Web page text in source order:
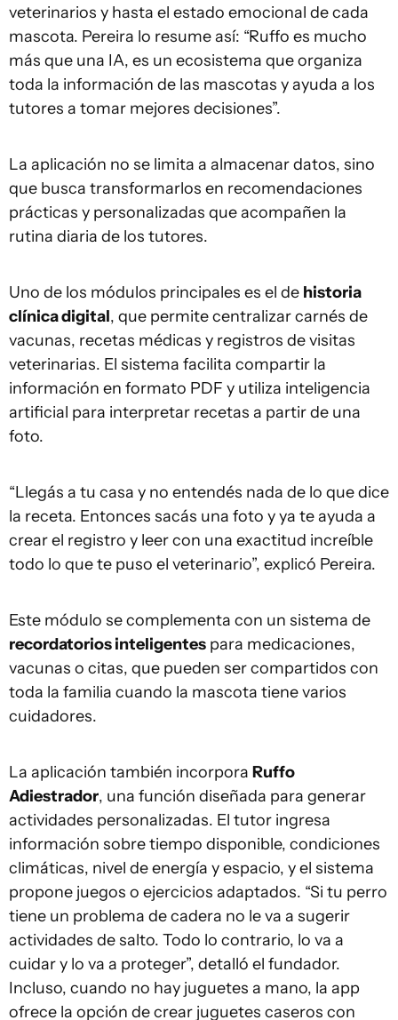
veterinarios y hasta el estado emocional de cada
mascota. Pereira lo resume así: “Ruffo es mucho
más que una IA, es un ecosistema que organiza
toda la información de las mascotas y ayuda a los
tutores a tomar mejores decisiones”.
La aplicación no se limita a almacenar datos, sino
que busca transformarlos en recomendaciones
prácticas y personalizadas que acompañen la
rutina diaria de los tutores.
Uno de los módulos principales es el de historia
clínica digital, que permite centralizar carnés de
vacunas, recetas médicas y registros de visitas
veterinarias. El sistema facilita compartir la
información en formato PDF y utiliza inteligencia
artificial para interpretar recetas a partir de una
foto.
“Llegás a tu casa y no entendés nada de lo que dice
la receta. Entonces sacás una foto y ya te ayuda a
crear el registro y leer con una exactitud increíble
todo lo que te puso el veterinario”, explicó Pereira.
Este módulo se complementa con un sistema de
recordatorios inteligentes para medicaciones,
vacunas o citas, que pueden ser compartidos con
toda la familia cuando la mascota tiene varios
cuidadores.
La aplicación también incorpora Ruffo
Adiestrador, una función diseñada para generar
actividades personalizadas. El tutor ingresa
información sobre tiempo disponible, condiciones
climáticas, nivel de energía y espacio, y el sistema
propone juegos o ejercicios adaptados. “Si tu perro
tiene un problema de cadera no le va a sugerir
actividades de salto. Todo lo contrario, lo va a
cuidar y lo va a proteger”, detalló el fundador.
Incluso, cuando no hay juguetes a mano, la app
ofrece la opción de crear juguetes caseros con